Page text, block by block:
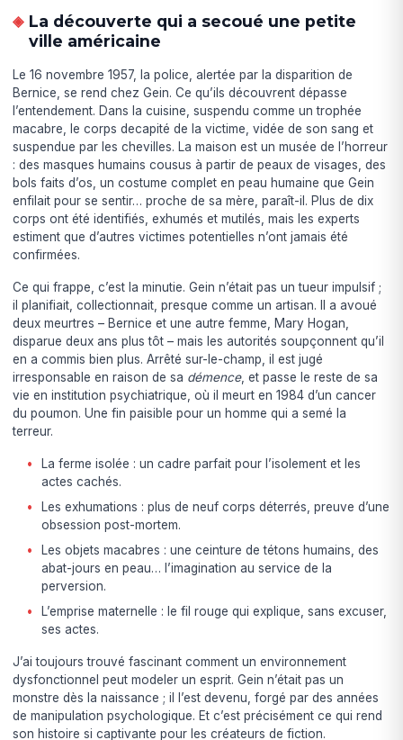
La découverte qui a secoué une petite
ville américaine
Le 16 novembre 1957, la police, alertée par la disparition de
Bernice, se rend chez Gein. Ce qu’ils découvrent dépasse
l’entendement. Dans la cuisine, suspendu comme un trophée
macabre, le corps decapité de la victime, vidée de son sang et
suspendue par les chevilles. La maison est un musée de l’horreur
: des masques humains cousus à partir de peaux de visages, des
bols faits d’os, un costume complet en peau humaine que Gein
enfilait pour se sentir… proche de sa mère, paraît-il. Plus de dix
corps ont été identifiés, exhumés et mutilés, mais les experts
estiment que d’autres victimes potentielles n’ont jamais été
confirmées.
Ce qui frappe, c’est la minutie. Gein n’était pas un tueur impulsif ;
il planifiait, collectionnait, presque comme un artisan. Il a avoué
deux meurtres – Bernice et une autre femme, Mary Hogan,
disparue deux ans plus tôt – mais les autorités soupçonnent qu’il
en a commis bien plus. Arrêté sur-le-champ, il est jugé
irresponsable en raison de sa démence, et passe le reste de sa
vie en institution psychiatrique, où il meurt en 1984 d’un cancer
du poumon. Une fin paisible pour un homme qui a semé la
terreur.
La ferme isolée : un cadre parfait pour l’isolement et les
actes cachés.
Les exhumations : plus de neuf corps déterrés, preuve d’une
obsession post-mortem.
Les objets macabres : une ceinture de tétons humains, des
abat-jours en peau… l’imagination au service de la
perversion.
L’emprise maternelle : le fil rouge qui explique, sans excuser,
ses actes.
J’ai toujours trouvé fascinant comment un environnement
dysfonctionnel peut modeler un esprit. Gein n’était pas un
monstre dès la naissance ; il l’est devenu, forgé par des années
de manipulation psychologique. Et c’est précisément ce qui rend
son histoire si captivante pour les créateurs de fiction.